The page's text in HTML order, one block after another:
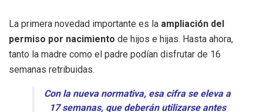
La primera novedad importante es la ampliación del
permiso por nacimiento de hijos e hijas. Hasta ahora,
tanto la madre como el padre podían disfrutar de 16
semanas retribuidas.
Con la nueva normativa, esa cifra se eleva a
17 semanas, que deberán utilizarse antes